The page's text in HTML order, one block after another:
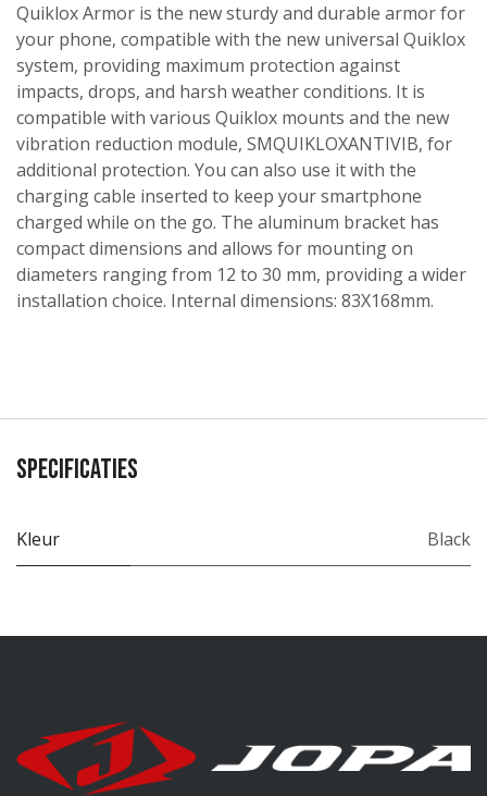
Quiklox Armor is the new sturdy and durable armor for
your phone, compatible with the new universal Quiklox
system, providing maximum protection against
impacts, drops, and harsh weather conditions. It is
compatible with various Quiklox mounts and the new
vibration reduction module, SMQUIKLOXANTIVIB, for
additional protection. You can also use it with the
charging cable inserted to keep your smartphone
charged while on the go. The aluminum bracket has
compact dimensions and allows for mounting on
diameters ranging from 12 to 30 mm, providing a wider
installation choice. Internal dimensions: 83X168mm.
Specificaties
Kleur Black